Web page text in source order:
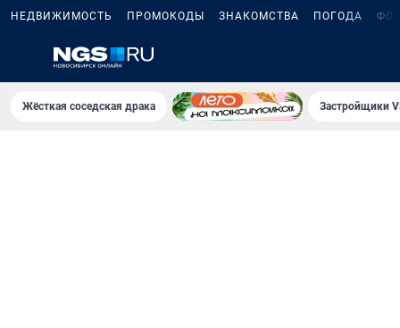
НЕДВИЖИМОСТЬ ПРОМОКОДЫ ЗНАКОМСТВА ПОГОДА
Жёсткая соседская драка Застройщики